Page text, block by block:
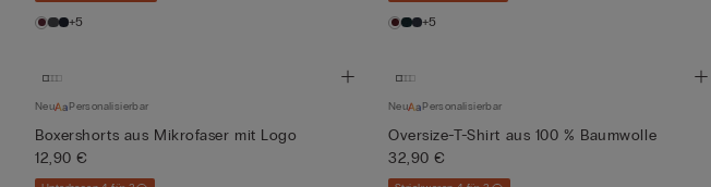
+5 +5
Neu Personalisierbar
Boxershorts aus Mikrofaser mit Logo
12,90 €
Neu Personalisierbar
Oversize-T-Shirt aus 100 % Baumwolle
32,90 €